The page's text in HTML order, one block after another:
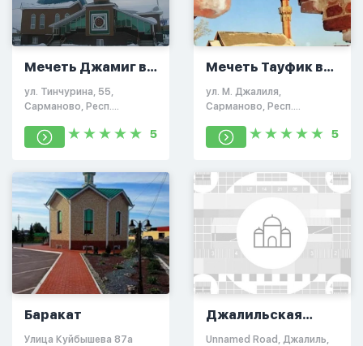
Мечеть Джамиг в
Сарманово
ул. Тинчурина, 55,
Сарманово, Респ.
423350
5
Мечеть Тауфик в
Сарманово
ул. М. Джалиля,
Сарманово, Респ.
423350
5
Баракат
Улица Куйбышева 87а
Джалильская
мечеть
Unnamed Road, Джалиль,